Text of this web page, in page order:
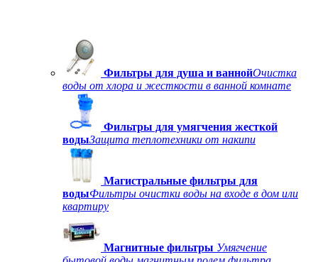
Фильтры для душа и ваннойОчистка
воды от хлора и жесткости в ванной комнате
Фильтры для умягчения жесткой
водыЗащита теплотехники от накипи
Магистральные фильтры для
водыФильтры очистки воды на входе в дом или
квартиру
Магнитные фильтры Умягчение